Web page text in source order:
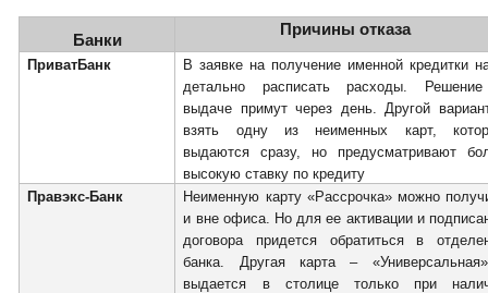
Банки
Причины отказа
ПриватБанк
В заявке на получение именной кредитки
детально расписать расходы.
выдаче примут через день. Другой
взять одну из неименных карт,
выдаются сразу, но предусматривают
высокую ставку по кредиту
Правэкс-Банк
Неименную карту «Рассрочка» можно
и вне офиса. Но для ее активации и
договора придется обратиться в
банка. Другая карта –
выдается в столице только при